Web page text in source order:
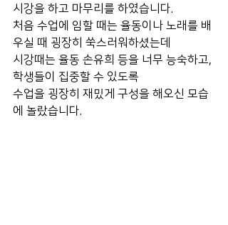
시강을 하고 마무리를 하였습니다.
처음 수업에 임할 때는 율동이나 노래를 배
우실 때 굉장히 쑥스러워하셨는데
시강때는 율동 손유희 등을 너무 능숙하고,
학생들이 집중할 수 있도록
수업을 굉장히 재밌게 구성을 해오신 모습
에 놀랐습니다.